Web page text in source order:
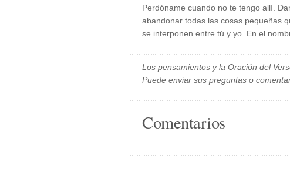
Perdóname cuando no te tengo allí.
abandonar todas las cosas pequeñas
se interponen entre tú y yo. En el
Los pensamientos y la Oración del
Puede enviar sus preguntas o
Comentarios